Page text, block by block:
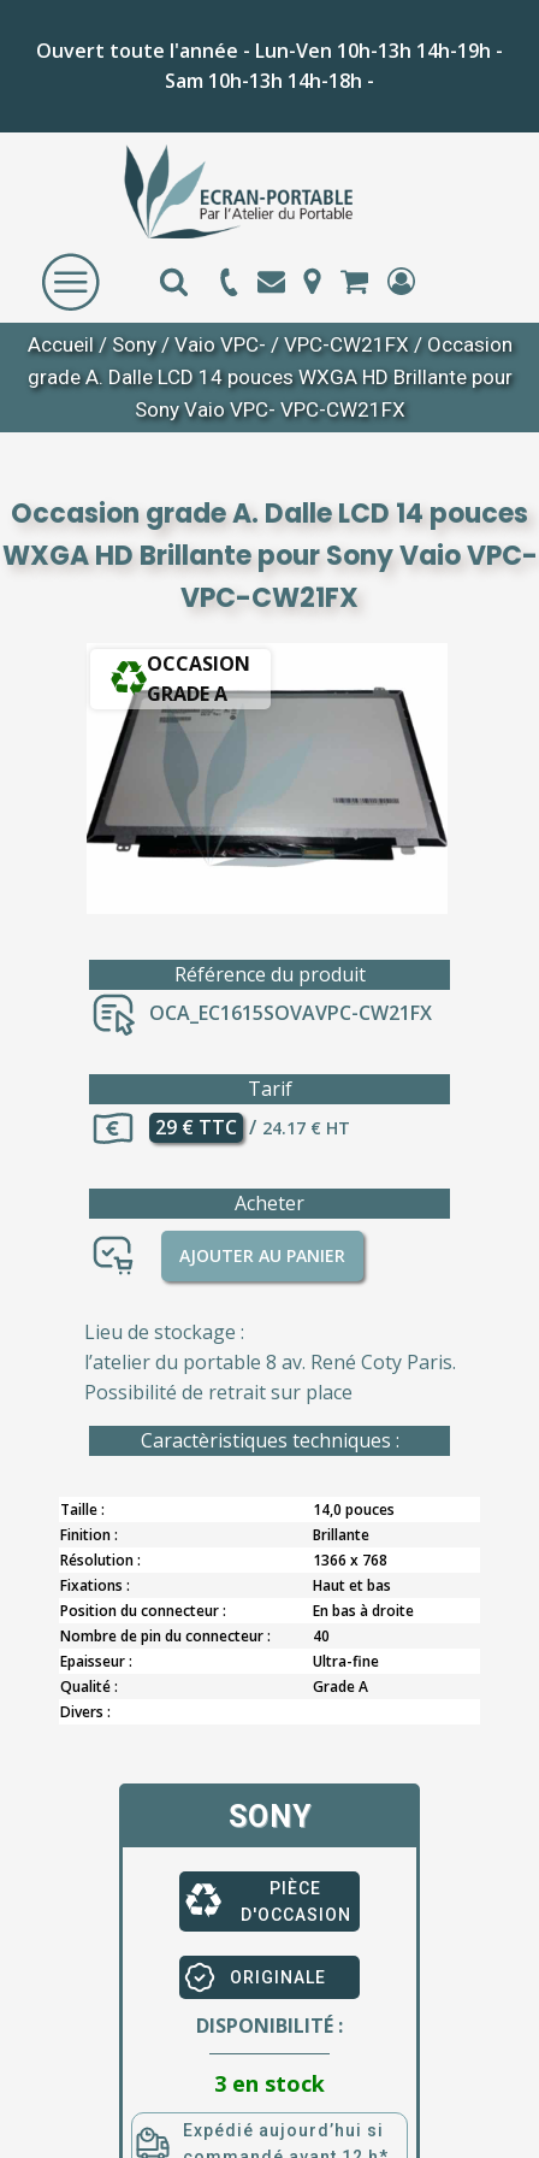
Ouvert toute l'année - Lun-Ven 10h-13h 14h-19h -
Sam 10h-13h 14h-18h -
Accueil/ Sony/ Vaio VPC- / VPC-CW21FX/ Occasion
grade A. Dalle LCD 14 pouces WXGA HD Brillante pour
Sony Vaio VPC- VPC-CW21FX
Occasion grade A. Dalle LCD 14 pouces
WXGA HD Brillante pour Sony Vaio VPC-
VPC-CW21FX
OCCASION
GRADE A
Référence du produit
OCA_EC1615SOVAVPC-CW21FX
Tarif
29 € TTC / 24.17 € HT
Acheter
AJOUTER AU PANIER
Lieu de stockage :
l’atelier du portable 8 av. René Coty Paris.
Possibilité de retrait sur place
Caractèristiques techniques :
Taille :
14,0 pouces
Finition :
Brillante
Résolution :
1366 x 768
Fixations :
Haut et bas
Position du connecteur :
En bas à droite
Nombre de pin du connecteur :
40
Epaisseur :
Ultra-fine
Qualité :
Grade A
Divers :
SONY
PIÈCE
D'OCCASION
ORIGINALE
DISPONIBILITÉ :
3 en stock
Expédié aujourd’hui si